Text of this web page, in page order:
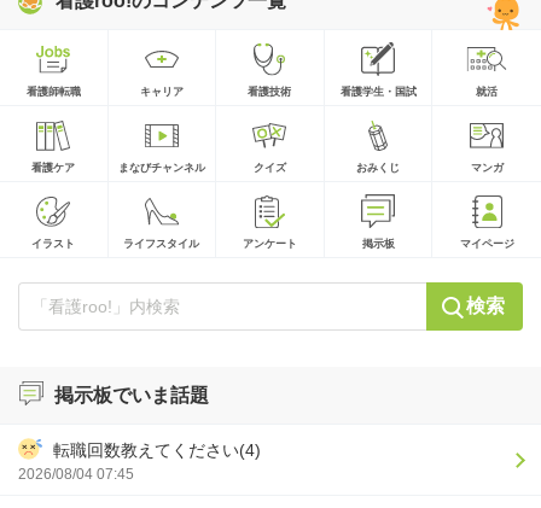
看護師転職 キャリア 看護技術 看護学生・国試 就活
看護ケア まなびチャンネル クイズ おみくじ マンガ
イラスト ライフスタイル アンケート 掲示板 マイページ
検索
掲示板でいま話題
転職回数教えてください(4)
2026/08/04 07:45